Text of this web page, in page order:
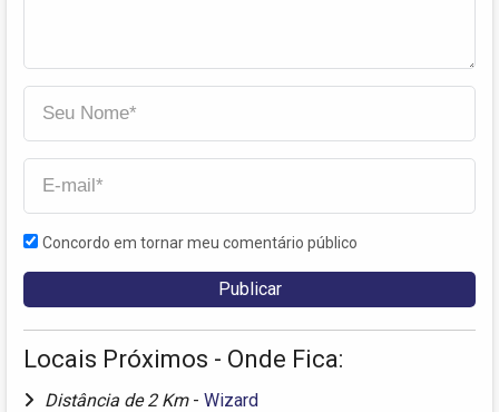
Concordo em tornar meu comentário público
Locais Próximos - Onde Fica:
Distância de 2 Km - Wizard